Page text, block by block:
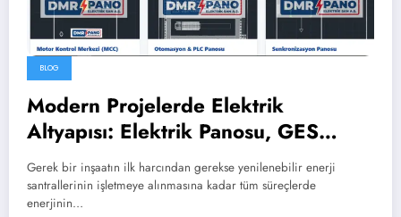
BLOG
Modern Projelerde Elektrik
Altyapısı: Elektrik Panosu, GES
Panosu ve Şantiye Panosu
Gerek bir inşaatın ilk harcından gerekse yenilenebilir enerji
santrallerinin işletmeye alınmasına kadar tüm süreçlerde
enerjinin…